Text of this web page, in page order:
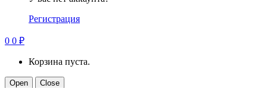
Регистрация
0 0 ₽
Корзина пуста.
Open Close